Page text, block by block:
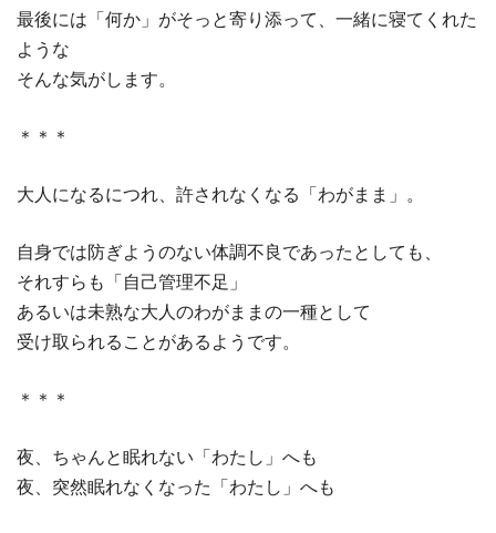
最後には「何か」がそっと寄り添って、一緒に寝てくれた
ような
そんな気がします。
＊＊＊
大人になるにつれ、許されなくなる「わがまま」。
自身では防ぎようのない体調不良であったとしても、
それすらも「自己管理不足」
あるいは未熟な大人のわがままの一種として
受け取られることがあるようです。
＊＊＊
夜、ちゃんと眠れない「わたし」へも
夜、突然眠れなくなった「わたし」へも